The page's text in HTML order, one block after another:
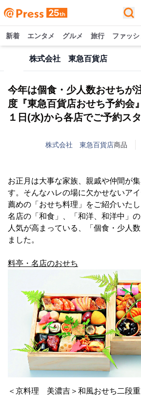
新着 エンタメ グルメ 旅行 ファッ
株式会社 東急百貨店
今年は個食・少人数おせちが
度『東急百貨店おせち予約会
１日(水)から各店でご予約ス
株式会社 東急百貨店商品
お正月は大事な家族、親戚や仲間が
す。そんなハレの場に欠かせないア
薦めの「おせち料理」をご紹介いたし
名店の「和食」、「和洋、和洋中」
人気が高まっている、「個食・少人
ました。
料亭・名店のおせち
＜京料理 美濃吉＞和風おせち二段重